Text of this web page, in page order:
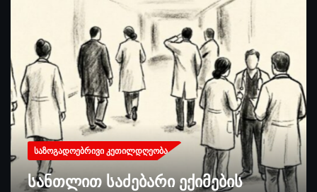
ᲡᲐᲖᲝᲒᲐᲓᲝᲔᲑᲠᲘᲕᲘ ᲙᲔᲗᲘᲚᲓᲦᲔᲝᲑᲐ
სანთლით საძებარი ექიმების